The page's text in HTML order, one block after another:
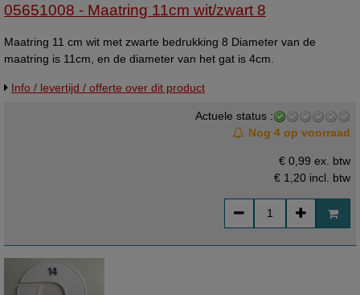
05651008 - Maatring 11cm wit/zwart 8
Maatring 11 cm wit met zwarte bedrukking 8 Diameter van de
maatring is 11cm, en de diameter van het gat is 4cm.
Info / levertijd / offerte over dit product
Actuele status :
Nog 4 op voorraad
€ 0,99 ex. btw
€ 1,20 incl. btw